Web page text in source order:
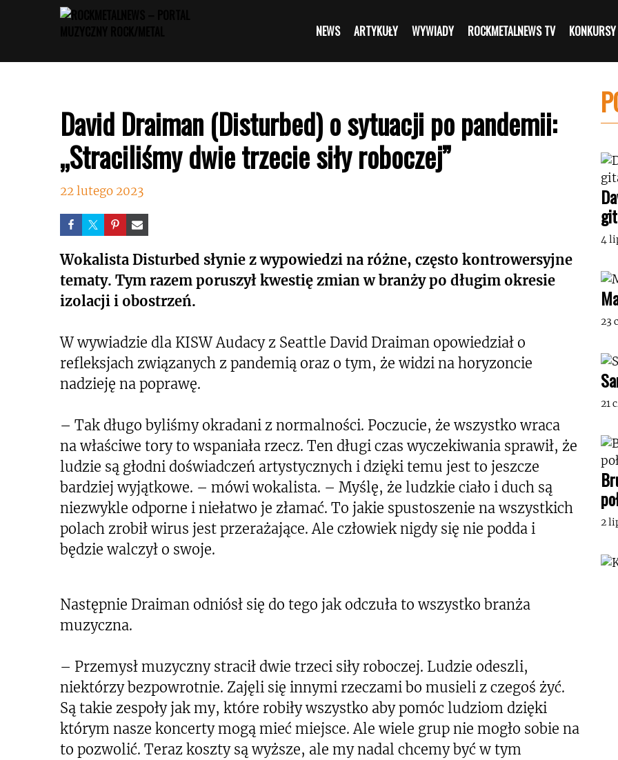
NEWS ARTYKUŁY WYWIADY ROCKMETALNEWS TV KONKURSY
David Draiman (Disturbed) o sytuacji po pandemii:
„Straciliśmy dwie trzecie siły roboczej”
22 lutego 2023
Wokalista Disturbed słynie z wypowiedzi na różne, często kontrowersyjne
tematy. Tym razem poruszył kwestię zmian w branży po długim okresie
izolacji i obostrzeń.
W wywiadzie dla KISW Audacy z Seattle David Draiman opowiedział o
refleksjach związanych z pandemią oraz o tym, że widzi na horyzoncie
nadzieję na poprawę.
– Tak długo byliśmy okradani z normalności. Poczucie, że wszystko wraca
na właściwe tory to wspaniała rzecz. Ten długi czas wyczekiwania sprawił, że
ludzie są głodni doświadczeń artystycznych i dzięki temu jest to jeszcze
bardziej wyjątkowe. – mówi wokalista. – Myślę, że ludzkie ciało i duch są
niezwykle odporne i niełatwo je złamać. To jakie spustoszenie na wszystkich
polach zrobił wirus jest przerażające. Ale człowiek nigdy się nie podda i
będzie walczył o swoje.
Następnie Draiman odniósł się do tego jak odczuła to wszystko branża
muzyczna.
– Przemysł muzyczny stracił dwie trzeci siły roboczej. Ludzie odeszli,
niektórzy bezpowrotnie. Zajęli się innymi rzeczami bo musieli z czegoś żyć.
Są takie zespoły jak my, które robiły wszystko aby pomóc ludziom dzięki
którym nasze koncerty mogą mieć miejsce. Ale wiele grup nie mogło sobie na
to pozwolić. Teraz koszty są wyższe, ale my nadal chcemy być w tym
4
23
21
2